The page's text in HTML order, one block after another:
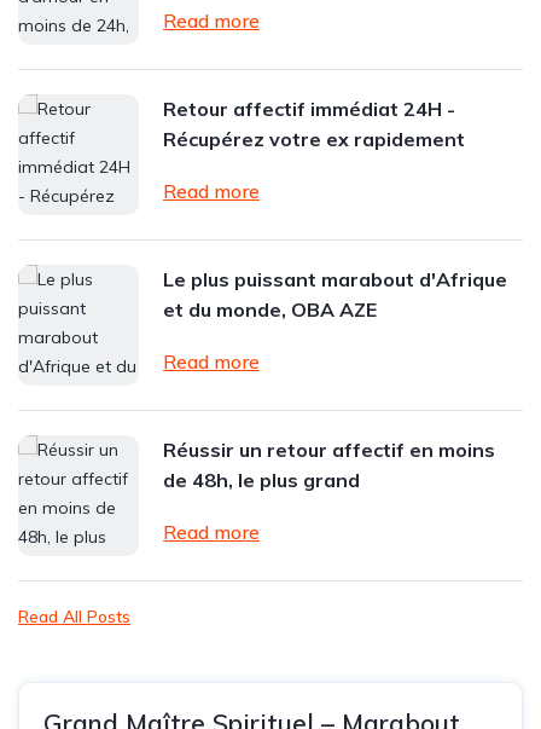
Read more
Retour affectif immédiat 24H -
Récupérez votre ex rapidement
Read more
Le plus puissant marabout d'Afrique
et du monde, OBA AZE
Read more
Réussir un retour affectif en moins
de 48h, le plus grand
Read more
Read All Posts